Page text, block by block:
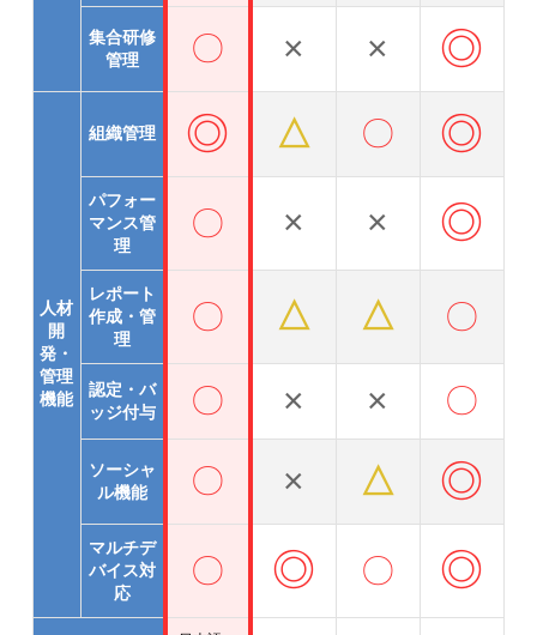
集合研修
管理
〇 × × ◎
人材
開
発・
管理
機能
組織管理 ◎ △ 〇 ◎
パフォー
マンス管
理
〇 × × ◎
レポート
作成・管
理
〇 △ △ 〇
認定・バ
ッジ付与
〇 × × 〇
ソーシャ
ル機能
〇 × △ ◎
マルチデ
バイス対
応
〇 ◎ 〇 ◎